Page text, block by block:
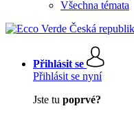
Všechna témata
Přihlásit se
Přihlásit se nyní
Jste tu poprvé?